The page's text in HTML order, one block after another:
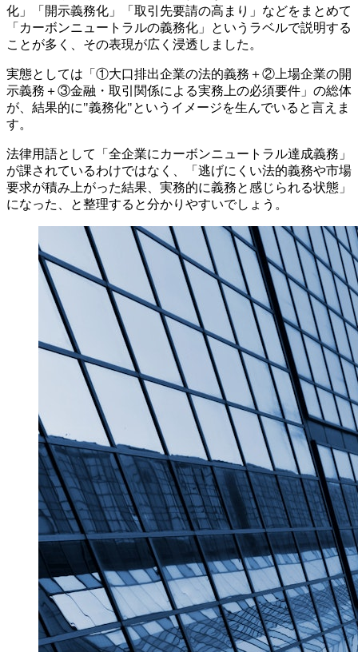
化」「開示義務化」「取引先要請の高まり」などをまとめて
「カーボンニュートラルの義務化」というラベルで説明する
ことが多く、その表現が広く浸透しました。
実態としては「①大口排出企業の法的義務＋②上場企業の開
示義務＋③金融・取引関係による実務上の必須要件」の総体
が、結果的に"義務化"というイメージを生んでいると言えま
す。
法律用語として「全企業にカーボンニュートラル達成義務」
が課されているわけではなく、「逃げにくい法的義務や市場
要求が積み上がった結果、実務的に義務と感じられる状態」
になった、と整理すると分かりやすいでしょう。